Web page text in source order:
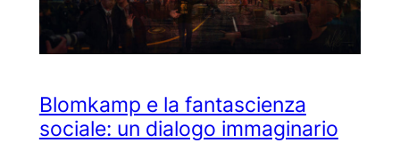
Blomkamp e la fantascienza
sociale: un dialogo immaginario